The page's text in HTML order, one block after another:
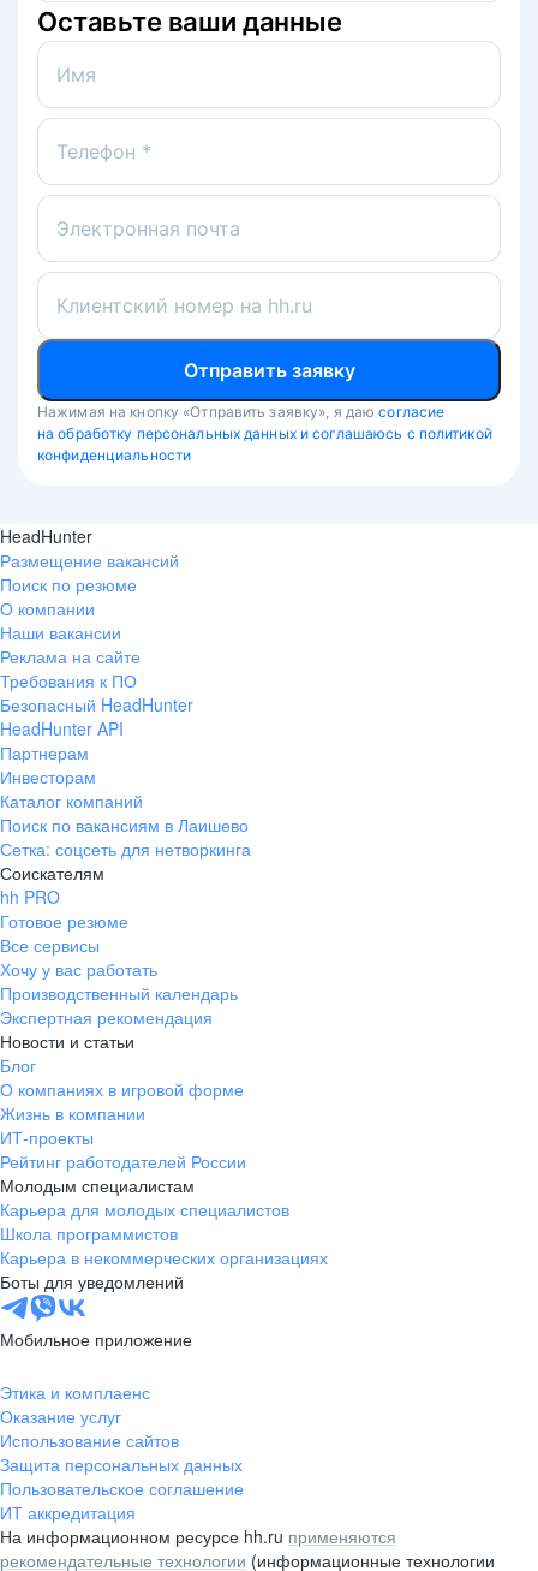
Оставьте ваши данные
Имя
Телефон *
Электронная почта
Клиентский номер на hh.ru
Отправить заявку
Нажимая на кнопку «Отправить заявку», я даю согласие
на обработку персональных данных и соглашаюсь с политикой
конфиденциальности
HeadHunter
Размещение вакансий
Поиск по резюме
О компании
Наши вакансии
Реклама на сайте
Требования к ПО
Безопасный HeadHunter
HeadHunter API
Партнерам
Инвесторам
Каталог компаний
Поиск по вакансиям в Лаишево
Сетка: соцсеть для нетворкинга
Соискателям
hh PRO
Готовое резюме
Все сервисы
Хочу у вас работать
Производственный календарь
Экспертная рекомендация
Новости и статьи
Блог
О компаниях в игровой форме
Жизнь в компании
ИТ-проекты
Рейтинг работодателей России
Молодым специалистам
Карьера для молодых специалистов
Школа программистов
Карьера в некоммерческих организациях
Боты для уведомлений
Мобильное приложение
Этика и комплаенс
Оказание услуг
Использование сайтов
Защита персональных данных
Пользовательское соглашение
ИТ аккредитация
На информационном ресурсе hh.ru применяются
рекомендательные технологии (информационные технологии